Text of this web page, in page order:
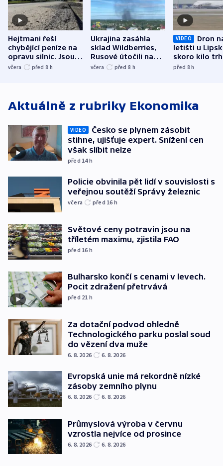
Hejtmani řeší
chybějící peníze na
opravu silnic. Jsou
nenárokové, namítá
včera před 8 h
Ukrajina zasáhla
sklad Wildberries,
Rusové útočili na
trh, hasiče či
včera před 8 h
VIDEO
Dron
letišti u
skoro kilo
indicie
před 8h
Aktuálně z rubriky Ekonomika
VIDEO
Česko se plynem zásobit
stihne, ujišťuje expert. Snížení cen
však slíbit nelze
před 14h
Policie obvinila pět lidí v souvislosti s
veřejnou soutěží Správy železnic
včera před 16 h
Světové ceny potravin jsou na
tříletém maximu, zjistila FAO
před 16 h
Bulharsko končí s cenami v levech.
Pocit zdražení přetrvává
před 21 h
Za dotační podvod ohledně
Technologického parku poslal soud
do vězení dva muže
6. 8. 2026 6. 8. 2026
Evropská unie má rekordně nízké
zásoby zemního plynu
6. 8. 2026 6. 8. 2026
Průmyslová výroba v červnu
vzrostla nejvíce od prosince
6. 8. 2026 6. 8. 2026